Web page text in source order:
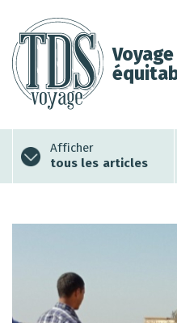
Voyage
Afficher
tous les articles